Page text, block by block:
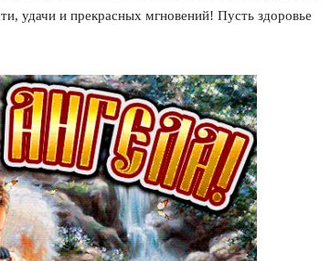
О нас
удачи и прекрасных мгновений! Пусть здоровье